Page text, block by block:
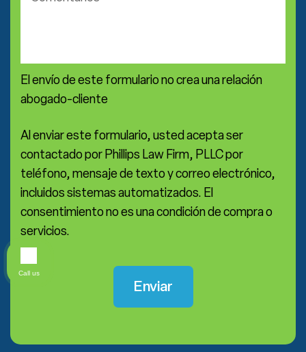
El envío de este formulario no crea una relación
abogado-cliente
Al enviar este formulario, usted acepta ser
contactado por Phillips Law Firm, PLLC por
teléfono, mensaje de texto y correo electrónico,
incluidos sistemas automatizados. El
consentimiento no es una condición de compra o
servicios.
Call us